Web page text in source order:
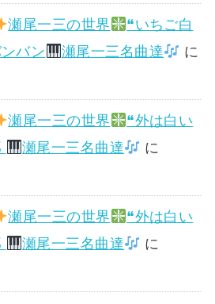
瀬尾一三の世界
❝いちご白
バン 瀬尾一三名曲達
に
瀬尾一三の世界
❝外は白い
瀬尾一三名曲達
に
瀬尾一三の世界
❝外は白い
瀬尾一三名曲達
に